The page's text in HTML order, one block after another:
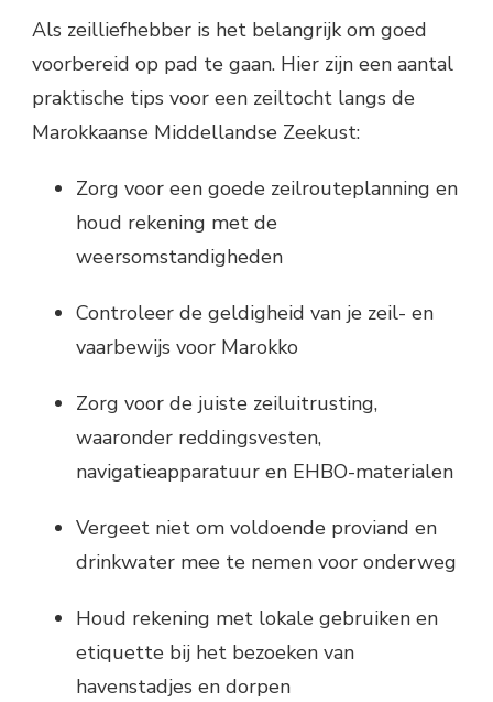
Als zeilliefhebber is het belangrijk om goed
voorbereid op pad te gaan. Hier zijn een aantal
praktische tips voor een zeiltocht langs de
Marokkaanse Middellandse Zeekust:
Zorg voor een goede zeilrouteplanning en
houd rekening met de
weersomstandigheden
Controleer de geldigheid van je zeil- en
vaarbewijs voor Marokko
Zorg voor de juiste zeiluitrusting,
waaronder reddingsvesten,
navigatieapparatuur en EHBO-materialen
Vergeet niet om voldoende proviand en
drinkwater mee te nemen voor onderweg
Houd rekening met lokale gebruiken en
etiquette bij het bezoeken van
havenstadjes en dorpen